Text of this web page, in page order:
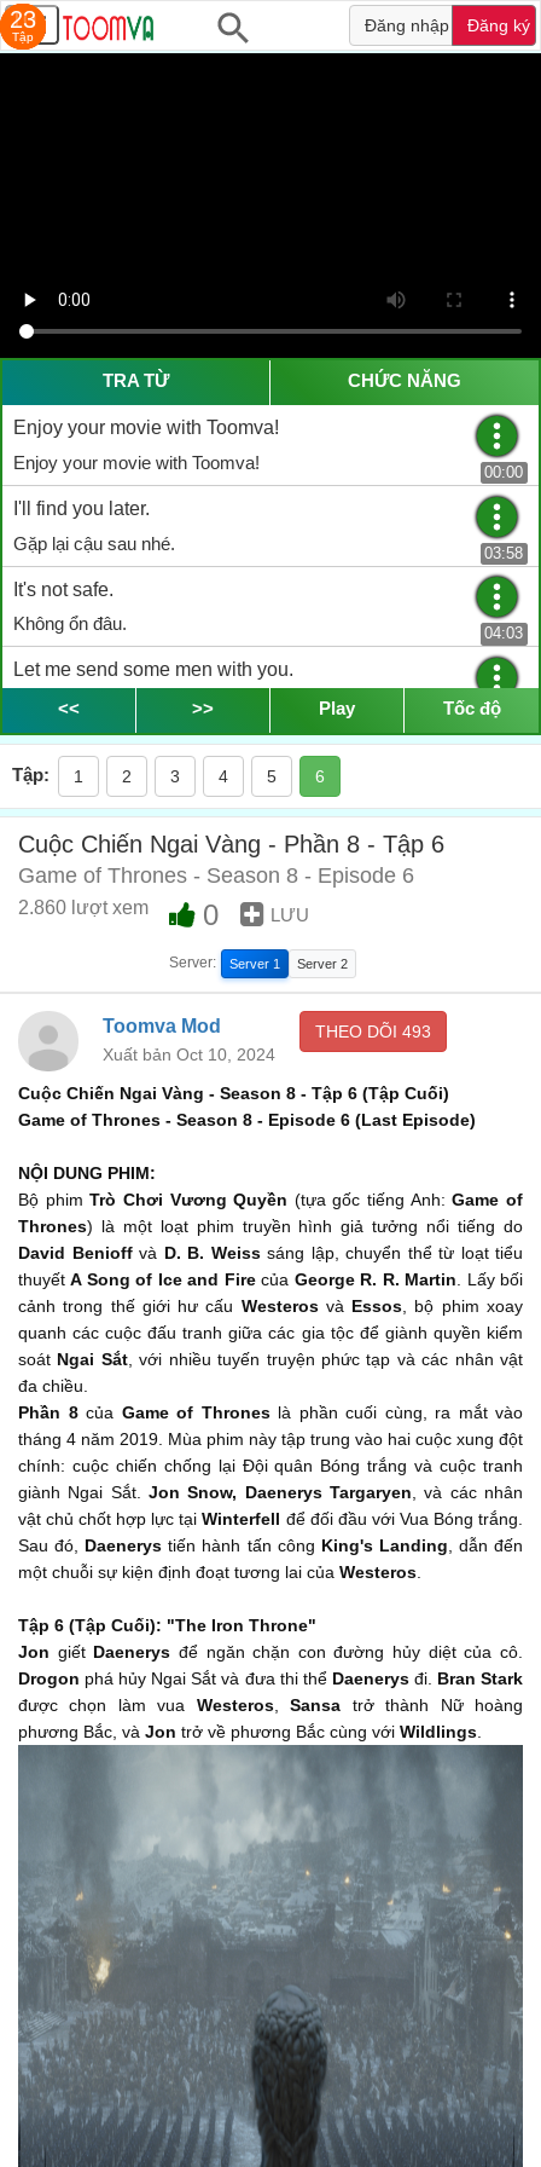
Đăng nhập Đăng ký
TRA TỪ CHỨC NĂNG
Enjoy your movie with Toomva!
Enjoy your movie with Toomva!
00:00
I'll find you later.
Gặp lại cậu sau nhé.
03:58
It's not safe.
Không ổn đâu.
04:03
Let me send some men with you.
Hãy để tôi cử vài người đi cùng ông.
04:07
I'm going alone.
Tôi muốn đi một mình.
In the name of the one true queen,
Nhân danh Nữ hoàng chân chính,
Đăng ký VIPđể xem tiếp phụ đề
<< >> Play Tốc độ
Tập: 1 2 3 4 5 6
Cuộc Chiến Ngai Vàng - Phần 8 - Tập 6
Game of Thrones - Season 8 - Episode 6
2.860 lượt xem 0 LƯU
Server: Server 1 Server 2
Toomva Mod
Xuất bản Oct 10, 2024
THEO DÕI 493
Cuộc Chiến Ngai Vàng - Season 8 - Tập 6 (Tập Cuối)
Game of Thrones - Season 8 - Episode 6 (Last Episode)
NỘI DUNG PHIM:
Bộ phimTrò Chơi Vương Quyền (tựa gốc tiếng Anh:Game of
Thrones) là một loạt phim truyền hình giả tưởng nổi tiếng do
David Benioffvà D. B. Weisssáng lập, chuyển thể từ loạt tiểu
thuyếtA Song of Ice and Firecủa George R. R. Martin . Lấy bối
cảnh trong thế giới hư cấu Westerosvà Essos , bộ phim xoay
quanh các cuộc đấu tranh giữa các gia tộc để giành quyền kiểm
soát Ngai Sắt, với nhiều tuyến truyện phức tạp và các nhân vật
đa chiều.
Phần 8của Game of Throneslà phần cuối cùng, ra mắt vào
tháng 4 năm 2019. Mùa phim này tập trung vào hai cuộc xung đột
chính: cuộc chiến chống lại Đội quân Bóng trắng và cuộc tranh
giành Ngai Sắt. Jon Snow, Daenerys Targaryen , và các nhân
vật chủ chốt hợp lực tạiWinterfell để đối đầu với Vua Bóng trắng.
Sau đó, Daenerys tiến hành tấn công King's Landing , dẫn đến
một chuỗi sự kiện định đoạt tương lai của Westeros
Tập 6 (Tập Cuối): "The Iron Throne"
Jon giết Daenerys để ngăn chặn con đường hủy diệt của cô.
Drogon phá hủy Ngai Sắt và đưa thi thể Daenerysđi. Bran Stark
được chọn làm vua Westeros,Sansa trở thành Nữ hoàng
phương Bắc, và Jon trở về phương Bắc cùng với Wildlings
10
Tập
10
Tập
10
Tập
10
Tập
10
Tập
10
Tập
23
Tập